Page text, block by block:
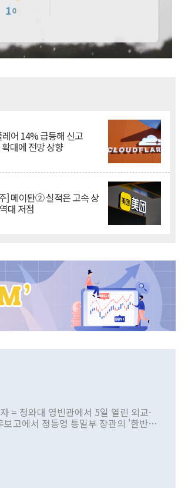
어 14% 급등해 신고
확대에 전망 상향
] 메이퇀② 실적은 고속 상
대 저점
= 청와대 영빈관에서 5일 열린 외교·
고에서 정동영 통일부 장관의 '한반도
은 사안을 정책으로 추진하겠다고 공
'이라는 비판을 내놨다. 그동안 정 장